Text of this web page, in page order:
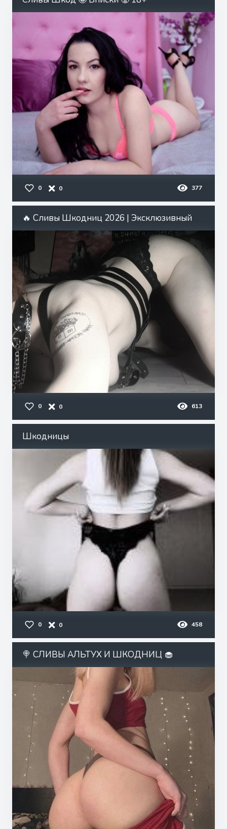
0 0 377
🔥 Сливы Шкодниц 2026 | Эксклюзивный
0 0 613
Шкодницы
0 0 458
🍭 СЛИВЫ АЛЬТУХ И ШКОДНИЦ 🧁